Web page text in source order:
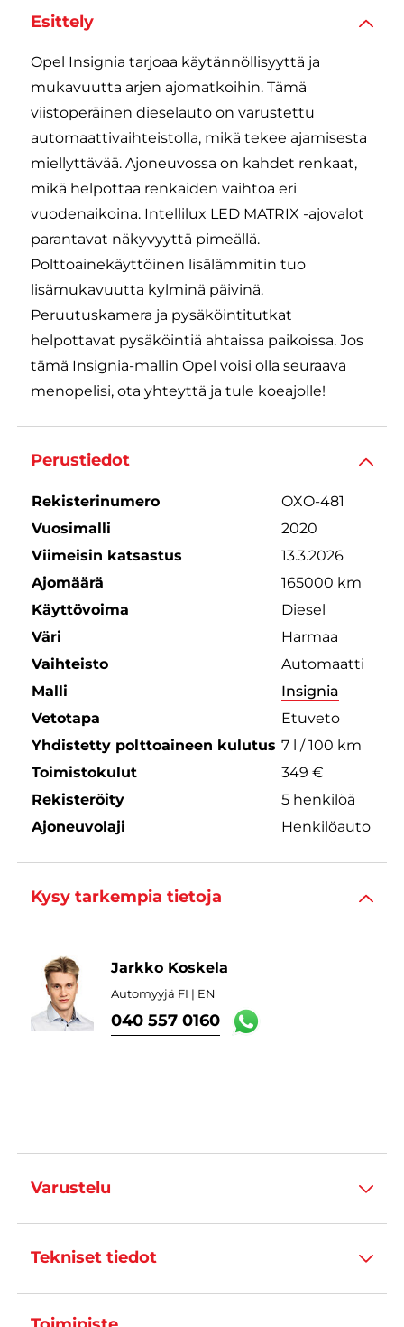
Esittely
Opel Insignia tarjoaa käytännöllisyyttä ja
mukavuutta arjen ajomatkoihin. Tämä
viistoperäinen dieselauto on varustettu
automaattivaihteistolla, mikä tekee ajamisesta
miellyttävää. Ajoneuvossa on kahdet renkaat,
mikä helpottaa renkaiden vaihtoa eri
vuodenaikoina. Intellilux LED MATRIX -ajovalot
parantavat näkyvyyttä pimeällä.
Polttoainekäyttöinen lisälämmitin tuo
lisämukavuutta kylminä päivinä.
Peruutuskamera ja pysäköintitutkat
helpottavat pysäköintiä ahtaissa paikoissa. Jos
tämä Insignia-mallin Opel voisi olla seuraava
menopelisi, ota yhteyttä ja tule koeajolle!
Perustiedot
Rekisterinumero
OXO-481
Vuosimalli
2020
Viimeisin katsastus
13.3.2026
Ajomäärä
165000 km
Käyttövoima
Diesel
Väri
Harmaa
Vaihteisto
Automaatti
Malli
Insignia
Vetotapa
Etuveto
Yhdistetty polttoaineen kulutus 7 l / 100 km
Toimistokulut
349 €
Rekisteröity
5 henkilöä
Ajoneuvolaji
Henkilöauto
Kysy tarkempia tietoja
Jarkko Koskela
Automyyjä FI | EN
040 557 0160
Varustelu
Tekniset tiedot